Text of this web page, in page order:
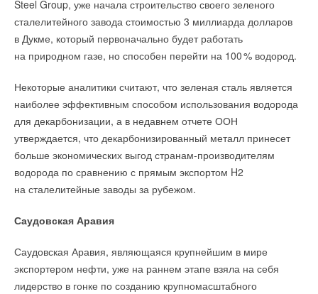
Steel Group, уже начала строительство своего зеленого
сталелитейного завода стоимостью 3 миллиарда долларов
в Дукме, который первоначально будет работать
на природном газе, но способен перейти на 100% водород.
Некоторые аналитики считают, что зеленая сталь является
наиболее эффективным способом использования водорода
для декарбонизации, а в недавнем отчете ООН
утверждается, что декарбонизированный металл принесет
больше экономических выгод странам-производителям
водорода по сравнению с прямым экспортом H2
на сталелитейные заводы за рубежом.
Саудовская Аравия
Саудовская Аравия, являющаяся крупнейшим в мире
экспортером нефти, уже на раннем этапе взяла на себя
лидерство в гонке по созданию крупномасштабного
Комментарии
В этой теме еще нет комментариев
Добавить комментарий
→
Свежий воздух без компромиссов: новые приточно-
вытяжные установки SHUFT UniMAX для квартиры и
ЖУРНАЛ СОК ИЮНЬ 2026
→
Водонагреватель Royal Thermo Smalto Inverter:
интеллект, стиль и энергоэффективность
Уведомления отключены
Комментарии
В этой теме еще нет комментариев
Добавить комментарий
Комментарии
В этой теме еще нет комментариев
Добавить комментарий